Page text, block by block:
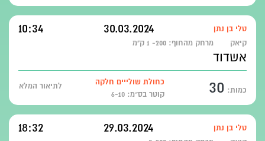
טלי בן נתן 30.03.2024
10:34
קיאק מרחק מהחוף: 200- 1 ק"מ
אשדוד
כמות: 30
כחולת שולייים חלקה
קוטר בס״מ: 6-10
לתיאור המלא
טלי בן נתן 29.03.2024
18:32